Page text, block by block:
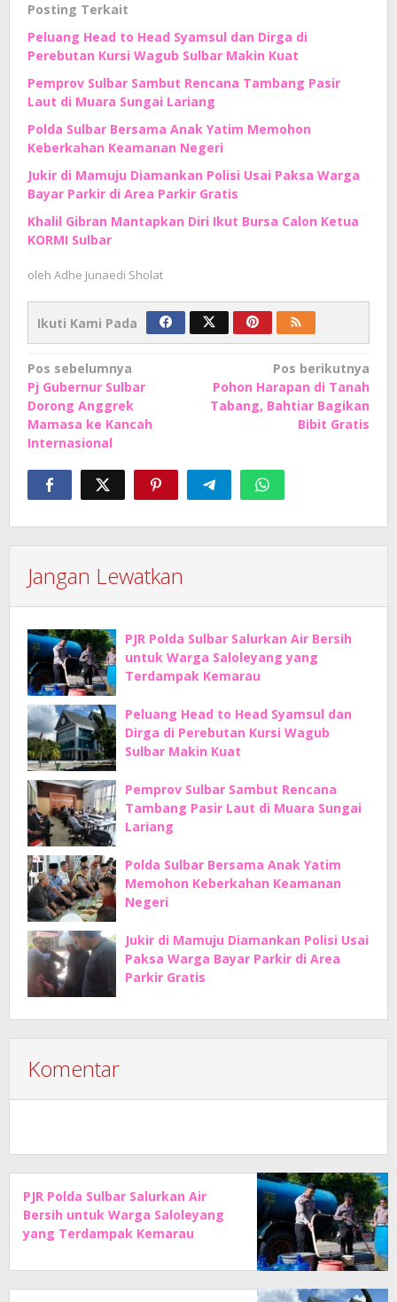
Posting Terkait
Peluang Head to Head Syamsul dan Dirga di
Perebutan Kursi Wagub Sulbar Makin Kuat
Pemprov Sulbar Sambut Rencana Tambang Pasir
Laut di Muara Sungai Lariang
Polda Sulbar Bersama Anak Yatim Memohon
Keberkahan Keamanan Negeri
Jukir di Mamuju Diamankan Polisi Usai Paksa Warga
Bayar Parkir di Area Parkir Gratis
Khalil Gibran Mantapkan Diri Ikut Bursa Calon Ketua
KORMI Sulbar
oleh Adhe Junaedi Sholat
Ikuti Kami Pada
Navigasi
pos
Pos sebelumnya
Pj Gubernur Sulbar
Dorong Anggrek
Mamasa ke Kancah
Internasional
Pos berikutnya
Pohon Harapan di Tanah
Tabang, Bahtiar Bagikan
Bibit Gratis
Jangan Lewatkan
PJR Polda Sulbar Salurkan Air Bersih
untuk Warga Saloleyang yang
Terdampak Kemarau
Peluang Head to Head Syamsul dan
Dirga di Perebutan Kursi Wagub
Sulbar Makin Kuat
Pemprov Sulbar Sambut Rencana
Tambang Pasir Laut di Muara Sungai
Lariang
Polda Sulbar Bersama Anak Yatim
Memohon Keberkahan Keamanan
Negeri
Jukir di Mamuju Diamankan Polisi Usai
Paksa Warga Bayar Parkir di Area
Parkir Gratis
Komentar
PJR Polda Sulbar Salurkan Air
Bersih untuk Warga Saloleyang
yang Terdampak Kemarau